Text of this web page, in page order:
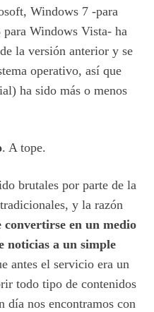
Windows 7 -para
para Windows Vista- ha
la versión anterior y se
operativo, así que
ha sido más o menos
. A tope.
brutales por parte de la
y la razón
convertirse en un medio
noticias a un simple
antes el servicio era un
todo tipo de contenidos
día nos encontramos con